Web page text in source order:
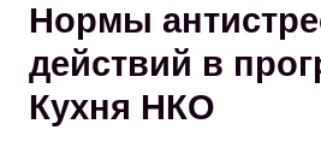
Нормы
действий в
Кухня НКО